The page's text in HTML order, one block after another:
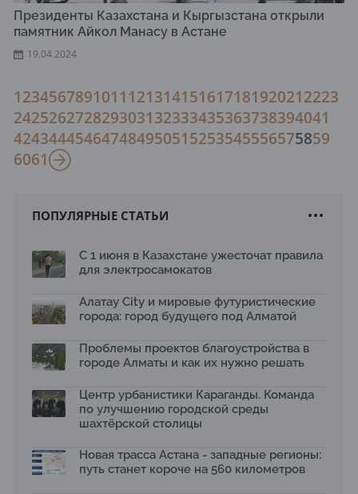
Президенты Казахстана и Кыргызстана открыли
памятник Айкол Манасу в Астане
19.04.2024
1234567891011121314151617181920212223
242526272829303132333435363738394041
424344454647484950515253545556575859
6061
ПОПУЛЯРНЫЕ СТАТЬИ
С 1 июня в Казахстане ужесточат правила
для электросамокатов
Алатау City и мировые футуристические
города: город будущего под Алматой
Проблемы проектов благоустройства в
городе Алматы и как их нужно решать
Центр урбанистики Караганды. Команда
по улучшению городской среды
шахтёрской столицы
Новая трасса Астана - западные регионы:
путь станет короче на 560 километров